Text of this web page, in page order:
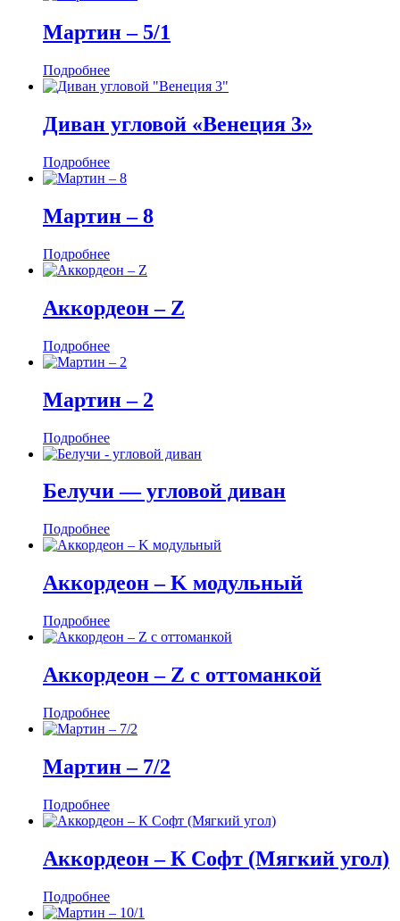
Мартин ‒ 5/1
Подробнее
Диван угловой «Венеция 3»
Подробнее
Мартин ‒ 8
Подробнее
Аккордеон ‒ Z
Подробнее
Мартин ‒ 2
Подробнее
Белучи — угловой диван
Подробнее
Аккордеон ‒ K модульный
Подробнее
Аккордеон ‒ Z с оттоманкой
Подробнее
Мартин ‒ 7/2
Подробнее
Аккордеон ‒ К Софт (Мягкий угол)
Подробнее